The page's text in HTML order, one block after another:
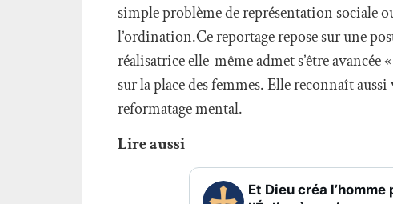
simple problème de représentation sociale
l’ordination.Ce reportage repose sur une
réalisatrice elle-même admet s’être
sur la place des femmes. Elle reconnaît
reformatage mental.
Lire aussi